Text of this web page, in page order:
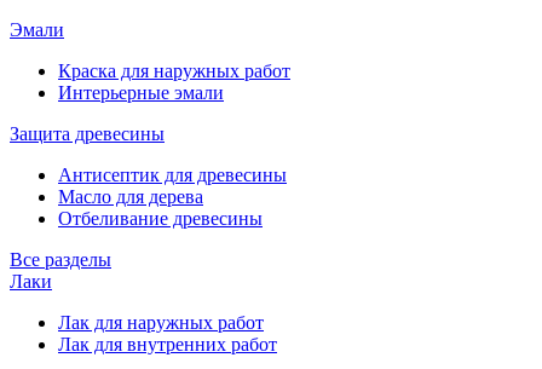
Эмали
Краска для наружных работ
Интерьерные эмали
Защита древесины
Антисептик для древесины
Масло для дерева
Отбеливание древесины
Все разделы
Лаки
Лак для наружных работ
Лак для внутренних работ